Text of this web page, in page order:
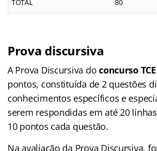
TOTAL 80
Prova discursiva
A Prova Discursiva doconcurso TCE
pontos, constituída de 2 questões
conhecimentos específicos e
serem respondidas em até 20
10 pontos cada questão.
Na avaliação da Prova Discursiva,